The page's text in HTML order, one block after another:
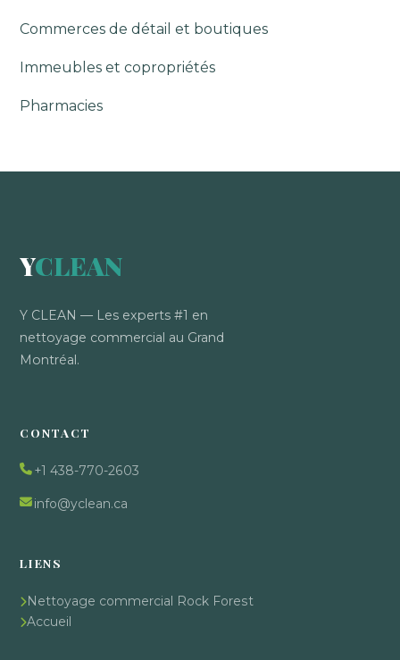
Commerces de détail et boutiques
Immeubles et copropriétés
Pharmacies
YCLEAN
Y CLEAN — Les experts #1 en
nettoyage commercial au Grand
Montréal.
CONTACT
+1 438-770-2603
info@yclean.ca
LIENS
Nettoyage commercial Rock Forest
Accueil